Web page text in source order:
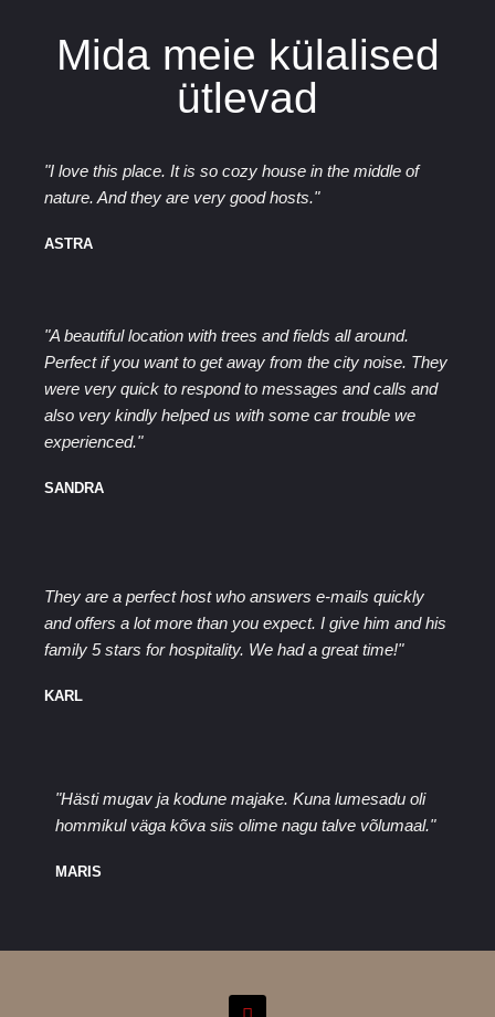
Mida meie külalised
ütlevad
"I love this place. It is so cozy house in the middle of
nature. And they are very good hosts."
ASTRA
"A beautiful location with trees and fields all around.
Perfect if you want to get away from the city noise. They
were very quick to respond to messages and calls and
also very kindly helped us with some car trouble we
experienced."
SANDRA
They are a perfect host who answers e-mails quickly
and offers a lot more than you expect. I give him and his
family 5 stars for hospitality. We had a great time!"
KARL
"Hästi mugav ja kodune majake. Kuna lumesadu oli
hommikul väga kõva siis olime nagu talve võlumaal."
MARIS